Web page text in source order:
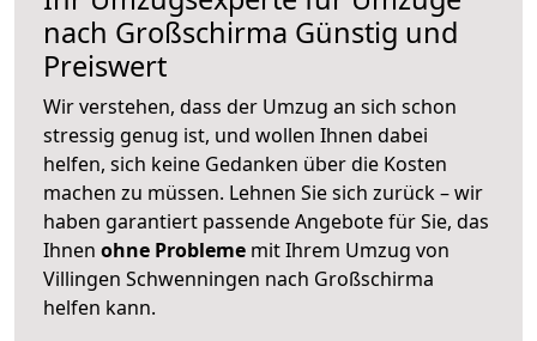
nach Großschirma Günstig und
Preiswert
Wir verstehen, dass der Umzug an sich schon
stressig genug ist, und wollen Ihnen dabei
helfen, sich keine Gedanken über die Kosten
machen zu müssen. Lehnen Sie sich zurück – wir
haben garantiert passende Angebote für Sie, das
Ihnen ohne Probleme mit Ihrem Umzug von
Villingen Schwenningen nach Großschirma
helfen kann.